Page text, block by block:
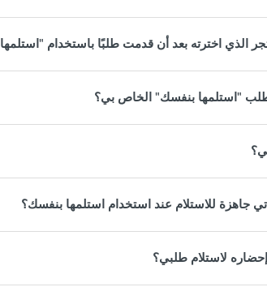
الذي اخترته بعد أن قدمت طلبًا باستخدام
"استلمها بنفسك" الخاص بي؟
جاهزة للاستلام عند استخدام استلمها بنفسك؟
لاستلام طلبي؟